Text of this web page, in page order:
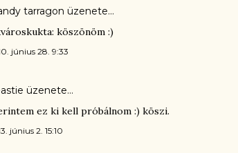
tarragon üzenete…
köszönöm :)
június 28. 9:33
üzenete…
ez ki kell próbálnom :) köszi.
június 2. 15:10